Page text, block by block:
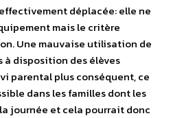
déplacée: elle ne
mais le critère
Une mauvaise utilisation de
à disposition des élèves
parental plus conséquent, ce
dans les familles dont les
journée et cela pourrait donc